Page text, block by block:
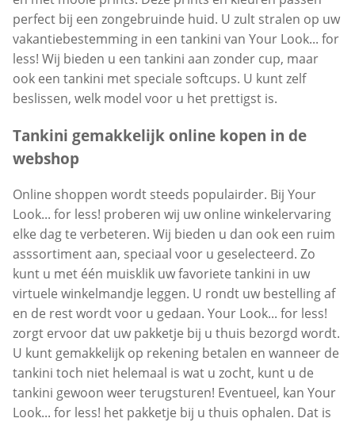
perfect bij een zongebruinde huid. U zult stralen op uw
vakantiebestemming in een tankini van Your Look... for
less! Wij bieden u een tankini aan zonder cup, maar
ook een tankini met speciale softcups. U kunt zelf
beslissen, welk model voor u het prettigst is.
Tankini gemakkelijk online kopen in de
webshop
Online shoppen wordt steeds populairder. Bij Your
Look... for less! proberen wij uw online winkelervaring
elke dag te verbeteren. Wij bieden u dan ook een ruim
asssortiment aan, speciaal voor u geselecteerd. Zo
kunt u met één muisklik uw favoriete tankini in uw
virtuele winkelmandje leggen. U rondt uw bestelling af
en de rest wordt voor u gedaan. Your Look... for less!
zorgt ervoor dat uw pakketje bij u thuis bezorgd wordt.
U kunt gemakkelijk op rekening betalen en wanneer de
tankini toch niet helemaal is wat u zocht, kunt u de
tankini gewoon weer terugsturen! Eventueel, kan Your
Look... for less! het pakketje bij u thuis ophalen. Dat is